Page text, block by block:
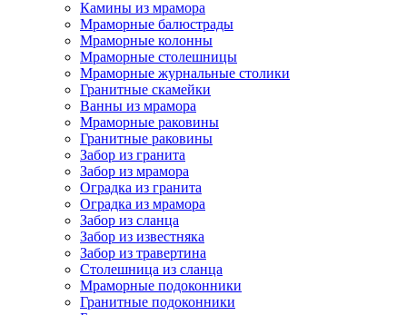
Камины из мрамора
Мраморные балюстрады
Мраморные колонны
Мраморные столешницы
Мраморные журнальные столики
Гранитные скамейки
Ванны из мрамора
Мраморные раковины
Гранитные раковины
Забор из гранита
Забор из мрамора
Оградка из гранита
Оградка из мрамора
Забор из сланца
Забор из известняка
Забор из травертина
Столешница из сланца
Мраморные подоконники
Гранитные подоконники